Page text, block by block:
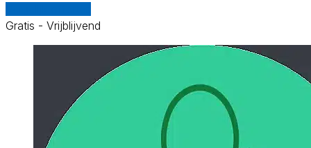
Gratis - Vrijblijvend